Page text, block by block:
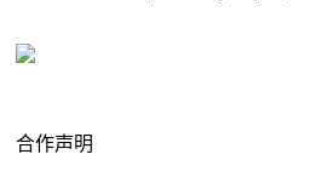
合作声明